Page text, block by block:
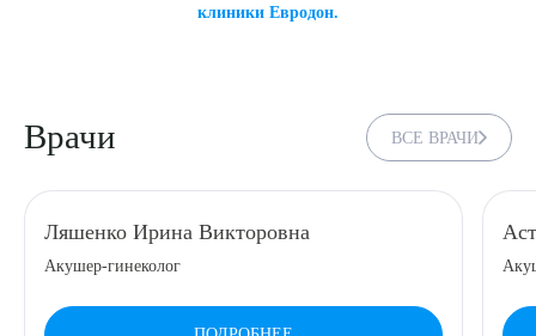
клиники Евродон.
Врачи ВСЕ ВРАЧИ
Ляшенко Ирина Викторовна
Акушер-гинеколог